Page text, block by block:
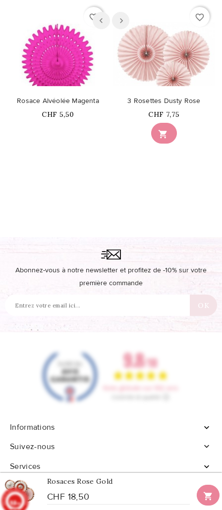
favorite_border
Rosace Alvéolée Magenta
Prix
CHF 5,50
favorite_border

3 Rosettes Dusty Rose
Prix
CHF 7,75
Rosaces Rose Gold
CHF 18,50 
Abonnez-vous à notre newsletter et profitez de -10% sur votre
première commande
Informations

Suivez-nous

Services

9.8/10
902 avis